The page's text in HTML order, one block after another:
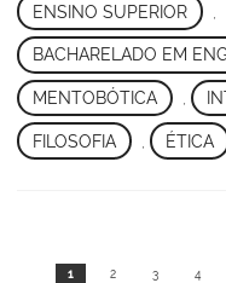
ENSINO SUPERIOR
BACHARELADO EM
MENTOBÓTICA
FILOSOFIA ÉTICA
1 2 3 4